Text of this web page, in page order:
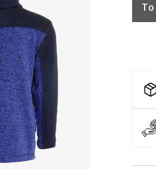
Το